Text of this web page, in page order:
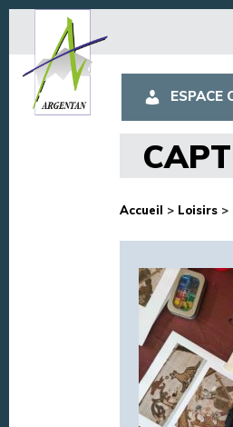
ESPACE
Accueil > Loisirs >